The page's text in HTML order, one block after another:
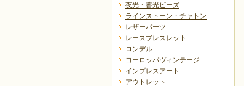
夜光・蓄光ビーズ
ラインストーン・チャトン
レザーパーツ
レースブレスレット
ロンデル
ヨーロッパヴィンテージ
インプレスアート
アウトレット